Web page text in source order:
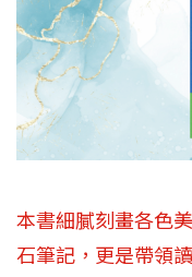
本書細膩刻畫各色
石筆記，更是帶領